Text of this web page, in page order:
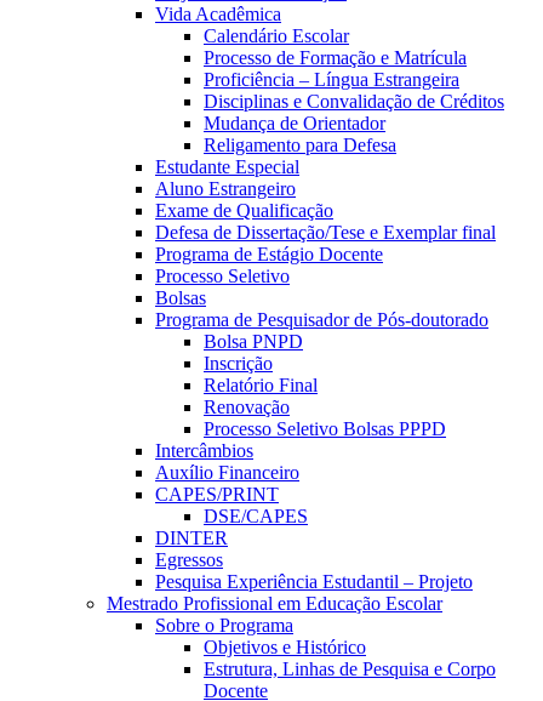
Vida Acadêmica
Calendário Escolar
Processo de Formação e Matrícula
Proficiência – Língua Estrangeira
Disciplinas e Convalidação de Créditos
Mudança de Orientador
Religamento para Defesa
Estudante Especial
Aluno Estrangeiro
Exame de Qualificação
Defesa de Dissertação/Tese e Exemplar final
Programa de Estágio Docente
Processo Seletivo
Bolsas
Programa de Pesquisador de Pós-doutorado
Bolsa PNPD
Inscrição
Relatório Final
Renovação
Processo Seletivo Bolsas PPPD
Intercâmbios
Auxílio Financeiro
CAPES/PRINT
DSE/CAPES
DINTER
Egressos
Pesquisa Experiência Estudantil – Projeto
Mestrado Profissional em Educação Escolar
Sobre o Programa
Objetivos e Histórico
Estrutura, Linhas de Pesquisa e Corpo
Docente